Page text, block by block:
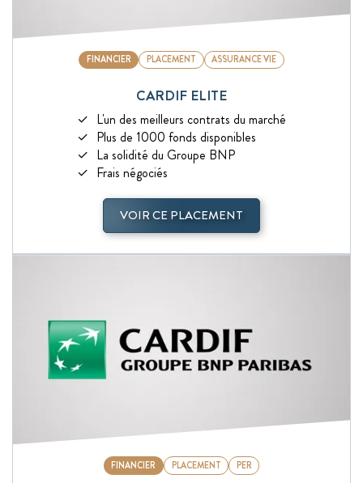
PLACEMENT
FINANCIER ASSURANCE VIE
CARDIF ELITE
L'un des meilleurs contrats du marché
Plus de 1000 fonds disponibles
La solidité du Groupe BNP
Frais négociés
VOIR CE PLACEMENT
PLACEMENT
FINANCIER PER